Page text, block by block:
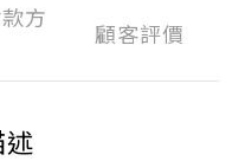
方
顧客評價